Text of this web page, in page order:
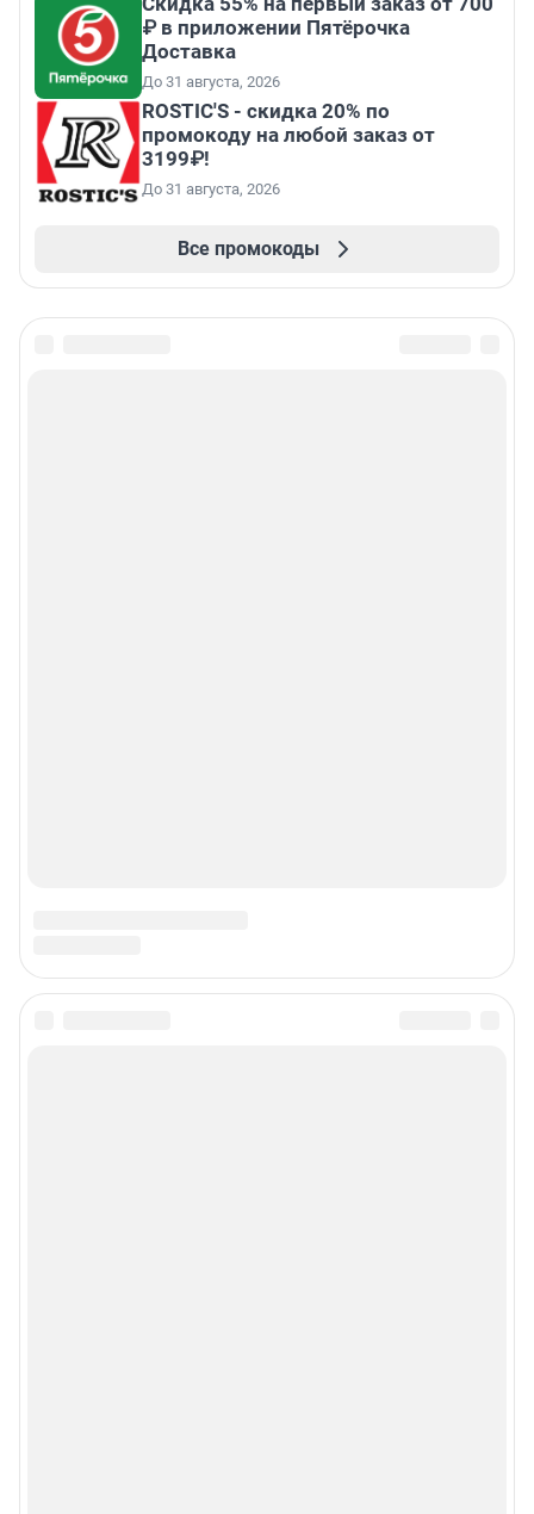
₽ в приложении Пятёрочка
Доставка
До 31 августа, 2026
ROSTIC'S - скидка 20% по
промокоду на любой заказ от
3199₽!
До 31 августа, 2026
Все промокоды